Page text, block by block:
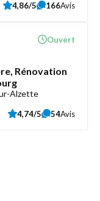
4,86/5 166Avis
Rénovation
Alzette
Ouvert
4,74/5 54Avis